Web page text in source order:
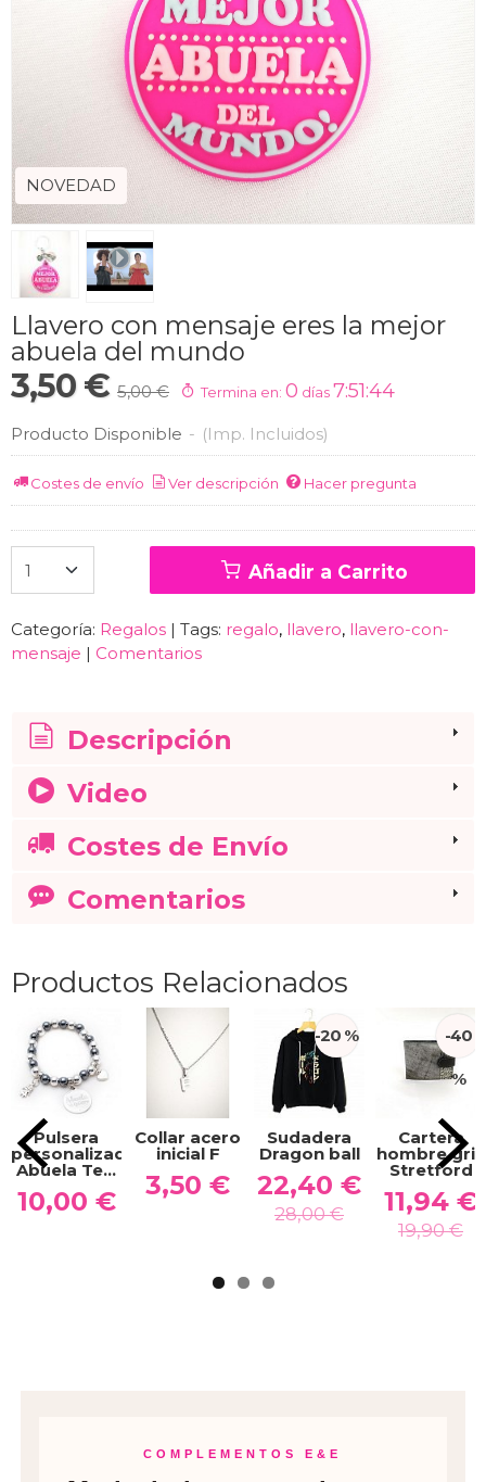
NOVEDAD
Llavero con mensaje eres la mejor
abuela del mundo
3,50 € 5,00 € Termina en: 0 días7:51:44
Producto Disponible - (Imp. Incluidos)
Costes de envío Ver descripción Hacer pregunta
Añadir a Carrito
Categoría: Regalos | Tags: regalo llavero llavero-con-
mensaje | Comentarios
Descripción
Video
Costes de Envío
Comentarios
Productos Relacionados
Pulsera
personalizada
Abuela Te...
10,00 €
Collar acero
inicial F
3,50 €
-20 %
Sudadera
Dragon ball
22,40 €
28,00 €
-40
%
Cartera
hombre gris
Stretford
11,94 €
19,90 €
COMPLEMENTOS E&E